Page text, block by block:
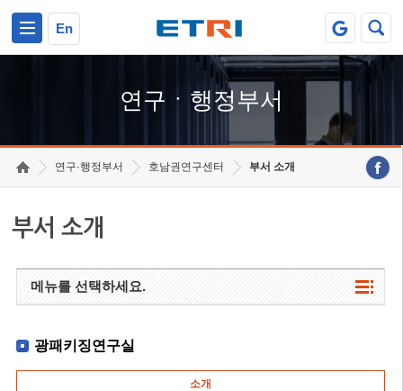
En
연구ㆍ행정부서
연구·행정부서 호남권연구센터 부서 소개
부서 소개
메뉴를 선택하세요.
광패키징연구실
소개